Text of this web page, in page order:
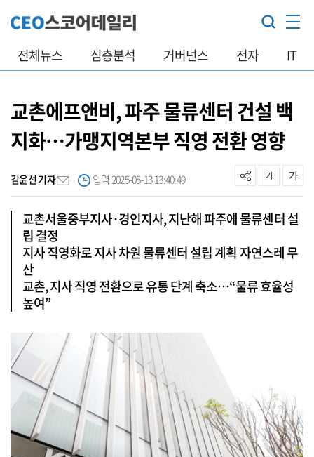
전체뉴스 심층분석 거버넌스 전자 IT
교촌에프앤비, 파주 물류센터 건설 백
지화…가맹지역본부 직영 전환 영향
김윤선 기자 입력 2025-05-13 13:40:49
교촌서울중부지사·경인지사, 지난해 파주에 물류센터 설
립 결정
지사 직영화로 지사 차원 물류센터 설립 계획 자연스레 무
산
교촌, 지사 직영 전환으로 유통 단계 축소…“물류 효율성
높여”